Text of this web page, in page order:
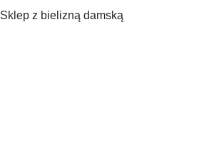
Sklep z bielizną damską